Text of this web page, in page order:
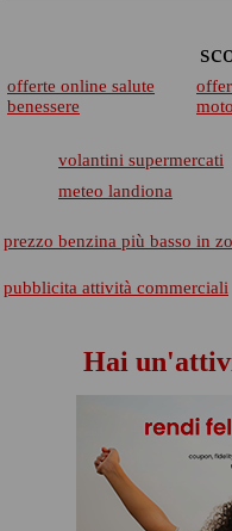
offerte online salute
benessere
moto
volantini supermercati
meteo landiona
prezzo benzina più basso in
pubblicita attività commerciali
Hai